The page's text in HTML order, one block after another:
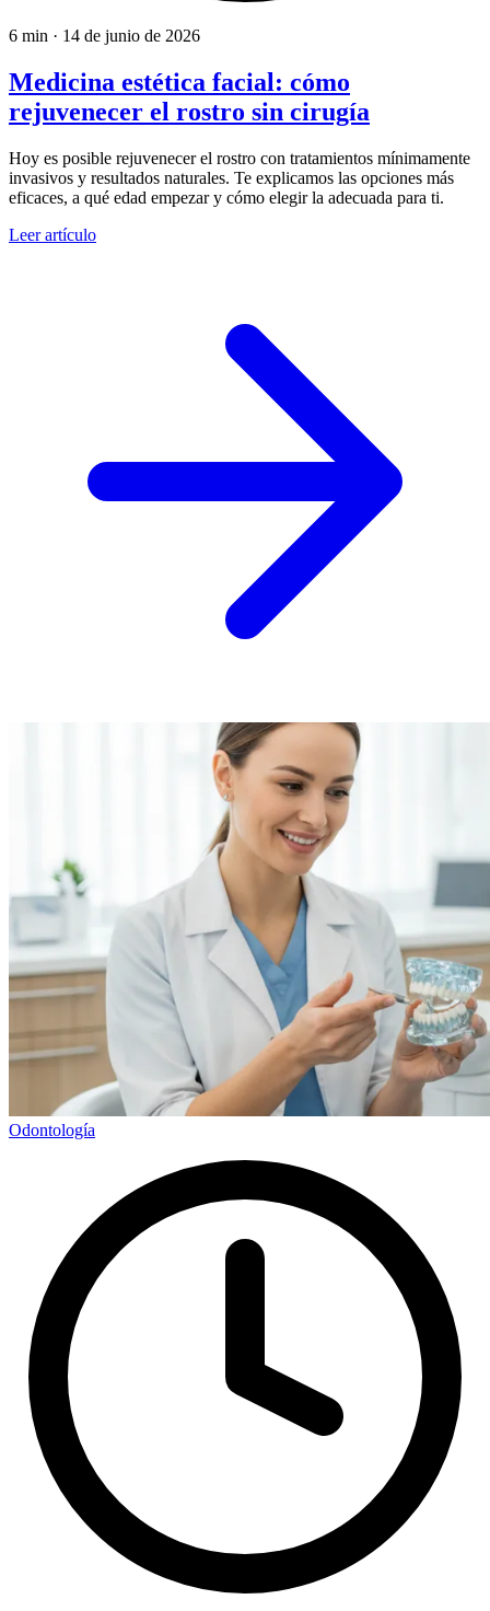
6 min · 14 de junio de 2026
Medicina estética facial: cómo
rejuvenecer el rostro sin cirugía
Hoy es posible rejuvenecer el rostro con tratamientos mínimamente
invasivos y resultados naturales. Te explicamos las opciones más
eficaces, a qué edad empezar y cómo elegir la adecuada para ti.
Leer artículo
Odontología